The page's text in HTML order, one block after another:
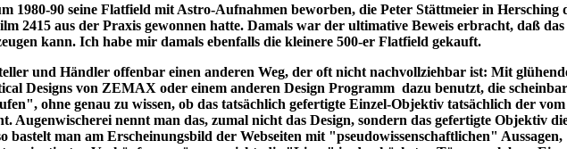
1980-90 seine Flatfield mit Astro-Aufnahmen beworben, die Peter Stättmeier in Hersching
2415 aus der Praxis gewonnen hatte. Damals war der ultimative Beweis erbracht, daß das
kann. Ich habe mir damals ebenfalls die kleinere 500-er Flatfield gekauft.
und Händler offenbar einen anderen Weg, der oft nicht nachvollziehbar ist: Mit
Designs von ZEMAX oder einem anderen Design Programm dazu benutzt, die
ohne genau zu wissen, ob das tatsächlich gefertigte Einzel-Objektiv tatsächlich der vom
Augenwischerei nennt man das, zumal nicht das Design, sondern das gefertigte Objektiv
man am Erscheinungsbild der Webseiten mit "pseudowissenschaftlichen" Aussagen,